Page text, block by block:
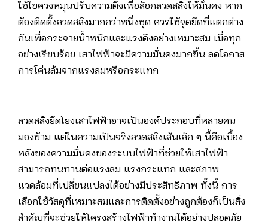
ใช้ไขควงหมุนปรับความตึงเพื่อล็อกลวดสลิงให้มั่นคง หาก
ต้องติดตั้งลวดสลิงมากกว่าหนึ่งชุด ควรใช้จุดยึดที่แตกต่าง
กันเพื่อกระจายน้ำหนักและแรงดึงอย่างเหมาะสม เมื่อทุก
อย่างเรียบร้อย เสาไฟฟ้าจะมีความมั่นคงมากขึ้น ลดโอกาส
การโค่นล้มจากแรงลมหรือกระแทก
ลวดสลิงยึดโยงเสาไฟฟ้าอาจเป็นองค์ประกอบที่หลายคน
มองข้าม แต่ในความเป็นจริงลวดสลิงเส้นเล็ก ๆ นี้คือเบื้อง
หลังของความมั่นคงของระบบไฟฟ้าที่ช่วยให้เสาไฟฟ้า
สามารถทนทานต่อแรงลม แรงกระแทก และสภาพ
แวดล้อมที่เปลี่ยนแปลงได้อย่างมีประสิทธิภาพ ทั้งนี้ การ
เลือกใช้วัสดุที่เหมาะสมและการติดตั้งอย่างถูกต้องก็เป็นสิ่ง
สำคัญที่จะช่วยให้โครงสร้างไฟฟ้าทำงานได้อย่างปลอดภัย